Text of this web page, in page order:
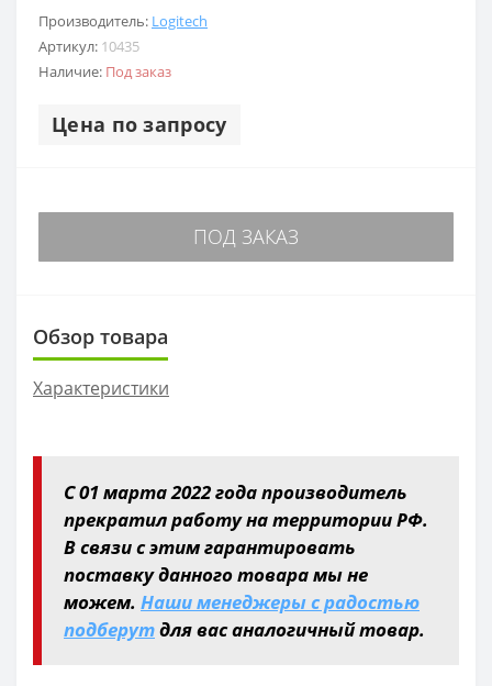
Производитель: Logitech
Артикул: 10435
Наличие: Под заказ
Цена по запросу
ПОД ЗАКАЗ
Обзор товара
Характеристики
С 01 марта 2022 года производитель
прекратил работу на территории РФ.
В связи с этим гарантировать
поставку данного товара мы не
можем. Наши менеджеры с радостью
подберутдля вас аналогичный товар.